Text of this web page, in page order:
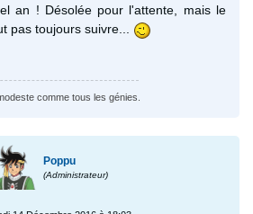
an ! Désolée pour l'attente, mais le
pas toujours suivre...
comme tous les génies.
Poppu
(Administrateur)